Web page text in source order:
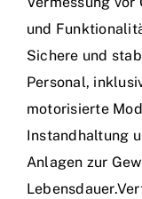
und
Sichere und
Personal,
motorisierte
Instandhaltung
Anlagen zur